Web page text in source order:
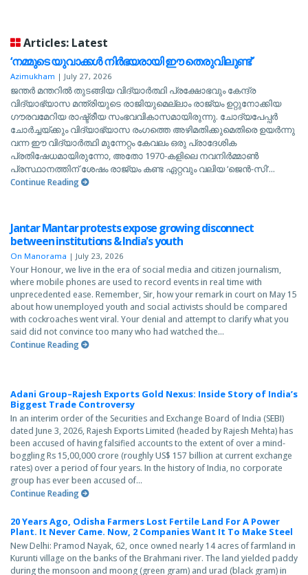
Articles: Latest
‘നമ്മുടെ യുവാക്കള്‍ നിര്‍ഭയരായി ഈ തെരുവിലുണ്ട്’
Azimukham | July 27, 2026
ജന്തര്‍ മന്തറില്‍ തുടങ്ങിയ വിദ്യാര്‍ത്ഥി പ്രക്ഷോഭവും കേന്ദ്ര
വിദ്യാഭ്യാസ മന്ത്രിയുടെ രാജിയുമെല്ലാം രാജ്യം ഉറ്റുനോക്കിയ
ഗൗരവമേറിയ രാഷ്ട്രീയ സംഭവവികാസമായിരുന്നു. ചോദ്യപേപ്പര്‍
ചോര്‍ച്ചയ്ക്കും വിദ്യാഭ്യാസ രംഗത്തെ അഴിമതിക്കുമെതിരെ ഉയര്‍ന്നു
വന്ന ഈ വിദ്യാര്‍ത്ഥി മുന്നേറ്റം കേവലം ഒരു പ്രാദേശിക
പ്രതിഷേധമായിരുന്നോ, അതോ 1970-കളിലെ നവനിര്‍മ്മാണ്‍
പ്രസ്ഥാനത്തിന് ശേഷം രാജ്യം കണ്ട ഏറ്റവും വലിയ ‘ജെന്‍-സി’...
Continue Reading
Jantar Mantar protests expose growing disconnect
between institutions & India's youth
On Manorama | July 23, 2026
Your Honour, we live in the era of social media and citizen journalism,
where mobile phones are used to record events in real time with
unprecedented ease. Remember, Sir, how your remark in court on May 15
about how unemployed youth and social activists should be compared
with cockroaches went viral. Your denial and attempt to clarify what you
said did not convince too many who had watched the...
Continue Reading
Adani Group–Rajesh Exports Gold Nexus: Inside Story of India’s
Biggest Trade Controversy
In an interim order of the Securities and Exchange Board of India (SEBI)
dated June 3, 2026, Rajesh Exports Limited (headed by Rajesh Mehta) has
been accused of having falsified accounts to the extent of over a mind-
boggling Rs 15,00,000 crore (roughly US$ 157 billion at current exchange
rates) over a period of four years. In the history of India, no corporate
group has ever been accused of...
Continue Reading
20 Years Ago, Odisha Farmers Lost Fertile Land For A Power
Plant. It Never Came. Now, 2 Companies Want It To Make Steel
New Delhi: Pramod Nayak, 62, once owned nearly 14 acres of farmland in
Kurunti village on the banks of the Brahmani river. The land yielded paddy
during the monsoon and moong (green gram) and urad (black gram) in